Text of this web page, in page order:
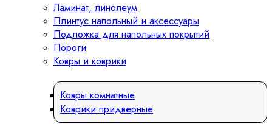
Ламинат, линолеум
Плинтус напольный и аксессуары
Подложка для напольных покрытий
Пороги
Ковры и коврики
Ковры комнатные
Коврики придверные